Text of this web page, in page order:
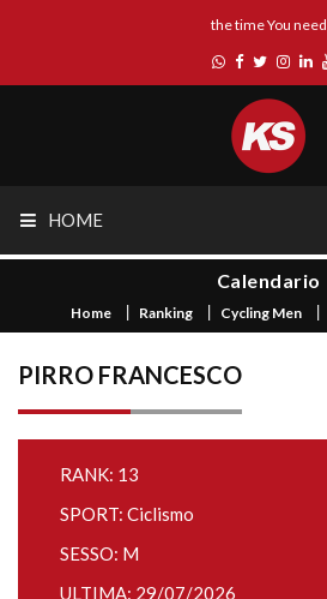
the time You need
HOME
Calendario
Home Ranking Cycling Men
PIRRO FRANCESCO
RANK: 13
SPORT: Ciclismo
SESSO: M
ULTIMA: 29/07/2026